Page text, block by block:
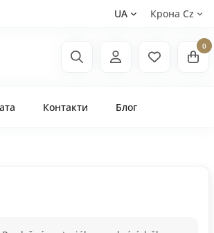
UA Крона Сz
0
Контакти Блог